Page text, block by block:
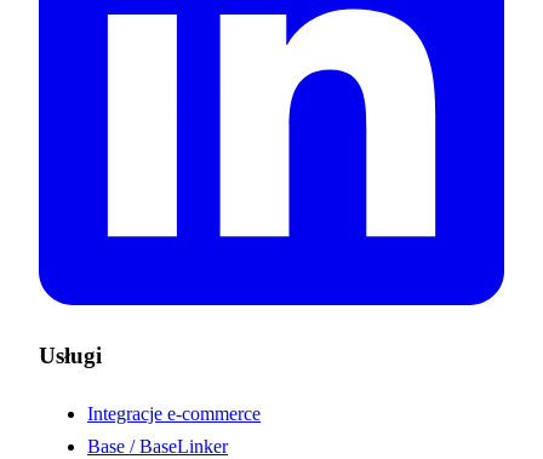
Usługi
Integracje e-commerce
Base / BaseLinker